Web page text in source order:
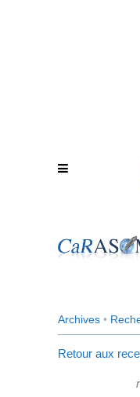
Archives •
Retour aux